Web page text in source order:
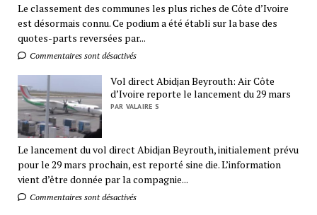
Le classement des communes les plus riches de Côte d’Ivoire
est désormais connu. Ce podium a été établi sur la base des
quotes-parts reversées par...
Commentaires sont désactivés
Vol direct Abidjan Beyrouth: Air Côte
d’Ivoire reporte le lancement du 29 mars
PAR VALAIRE S
Le lancement du vol direct Abidjan Beyrouth, initialement prévu
pour le 29 mars prochain, est reporté sine die. L’information
vient d’être donnée par la compagnie...
Commentaires sont désactivés